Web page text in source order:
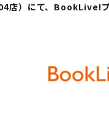
店）にて、BookLive!